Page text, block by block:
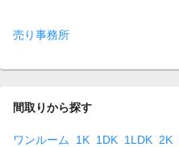
売り事務所
間取りから探す
ワンルーム 1K 1DK 1LDK 2K